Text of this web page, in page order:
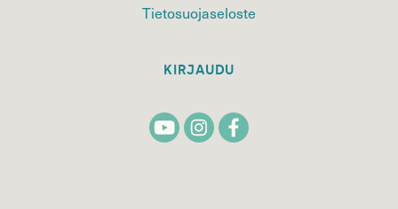
Tietosuojaseloste
KIRJAUDU